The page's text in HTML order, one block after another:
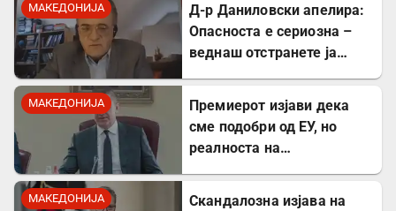
МАКЕДОНИЈА
Д-р Даниловски апелира:
Опасноста е сериозна –
веднаш отстранете ја
западнонилска треска!
МАКЕДОНИЈА
Премиерот изјави дека
сме подобри од ЕУ, но
реалноста на
МАКЕДОНИЈА
Скандалозна изјава на